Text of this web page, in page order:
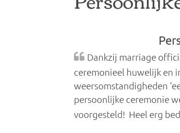
Dankzij marriage
ceremonieel huwelijk en
weersomstandigheden
persoonlijke ceremonie
voorgesteld! Heel erg